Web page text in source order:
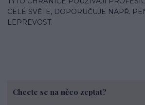
CELÉ SVĚTE, DOPORUČUJE NAPŘ.
LEPREVOST.
Chcete se na něco zeptat?